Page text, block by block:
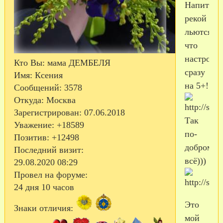
Кто Вы: мама ДЕМБЕЛЯ
Имя: Ксения
Сообщений: 3578
Откуда: Москва
Зарегистрирован: 07.06.2018
Уважение: +18589
Позитив: +12498
Последний визит:
29.08.2020 08:29
Провел на форуме:
24 дня 10 часов
Знаки отличия:
Напитки
рекой
льются,
что
сразу
на 5+!
Так
по-
доброму
всё)))
Это
мой